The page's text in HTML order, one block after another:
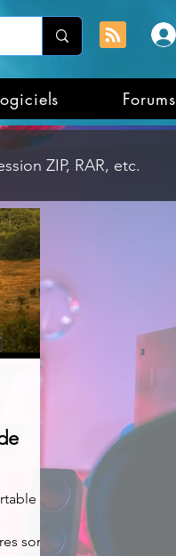
Forums
ZIP, RAR, etc.
de fichiers
à jour
en ligne
sont